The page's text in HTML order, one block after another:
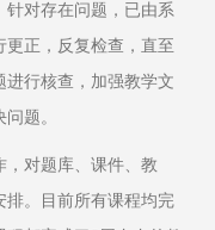
针对存在问题，已由系
正，反复检查，直至
进行核查，加强教学文
题。
，对题库、课件、教
排。目前所有课程均完